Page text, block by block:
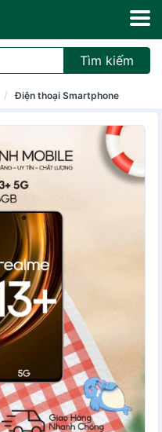
Tìm kiếm
Điện thoại Smartphone